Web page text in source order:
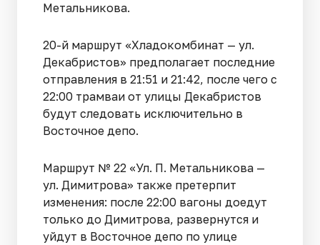
Метальникова.
20-й маршрут «Хладокомбинат — ул.
Декабристов» предполагает последние
отправления в 21:51 и 21:42, после чего с
22:00 трамваи от улицы Декабристов
будут следовать исключительно в
Восточное депо.
Маршрут № 22 «Ул. П. Метальникова —
ул. Димитрова» также претерпит
изменения: после 22:00 вагоны доедут
только до Димитрова, развернутся и
уйдут в Восточное депо по улице